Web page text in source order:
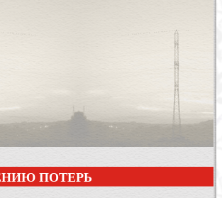
ПОТЕРЬ